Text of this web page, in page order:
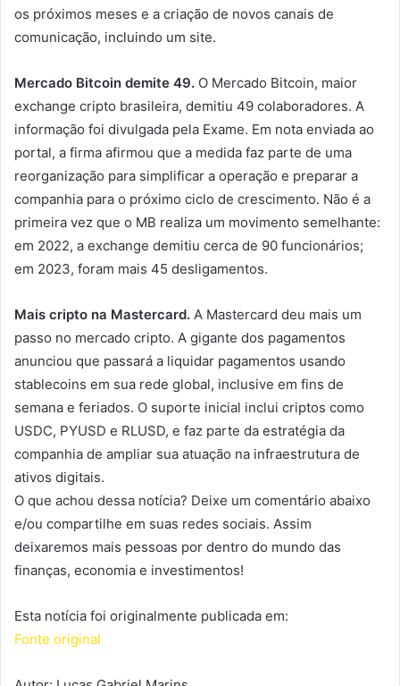
os próximos meses e a criação de novos canais de
comunicação, incluindo um site.
Mercado Bitcoin demite 49. O Mercado Bitcoin, maior
exchange cripto brasileira, demitiu 49 colaboradores. A
informação foi divulgada pela Exame. Em nota enviada ao
portal, a firma afirmou que a medida faz parte de uma
reorganização para simplificar a operação e preparar a
companhia para o próximo ciclo de crescimento. Não é a
primeira vez que o MB realiza um movimento semelhante:
em 2022, a exchange demitiu cerca de 90 funcionários;
em 2023, foram mais 45 desligamentos.
Mais cripto na Mastercard. A Mastercard deu mais um
passo no mercado cripto. A gigante dos pagamentos
anunciou que passará a liquidar pagamentos usando
stablecoins em sua rede global, inclusive em fins de
semana e feriados. O suporte inicial inclui criptos como
USDC, PYUSD e RLUSD, e faz parte da estratégia da
companhia de ampliar sua atuação na infraestrutura de
ativos digitais.
O que achou dessa notícia? Deixe um comentário abaixo
e/ou compartilhe em suas redes sociais. Assim
deixaremos mais pessoas por dentro do mundo das
finanças, economia e investimentos!
Esta notícia foi originalmente publicada em:
Fonte original